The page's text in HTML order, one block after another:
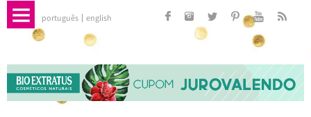
português english